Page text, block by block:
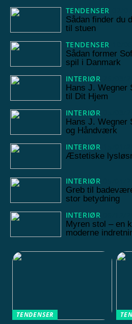
TENDENSER
Sådan finder du
til stuen
TENDENSER
Sådan former
spil i Danmark
INTERIØR
Hans J. Wegner
til Dit Hjem
INTERIØR
Hans J. Wegner
og Håndværk
INTERIØR
Æstetiske
INTERIØR
Greb til
stor betydning
INTERIØR
Myren stol – en
moderne
TENDENSER